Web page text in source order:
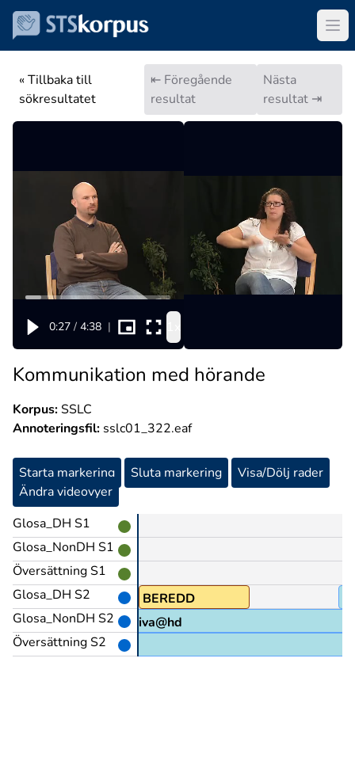
« Tillbaka till
sökresultatet
⇤ Föregående
resultat
Nästa
resultat ⇥
0:27 / 4:38 |
Kommunikation med hörande
Korpus:SSLC
Annoteringsfil: sslc01_322.eaf
Starta markering Sluta markering
Visa/Dölj rader
Ändra videovyer
Glosa_DH S1
Glosa_NonDH S1
Översättning S1
Glosa_DH S2
Glosa_NonDH S2
Översättning S2
BEREDD
skriva@hd